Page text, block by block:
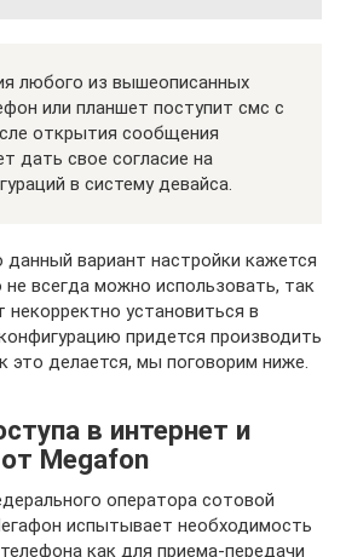
любого из вышеописанных
или планшет поступит смс с
открытия сообщения
дать свое согласие на
в систему девайса.
вариант настройки кажется
всегда можно использовать, так
некорректно установиться в
придется производить
это делается, мы поговорим ниже.
в интернет и
Megafon
оператора сотовой
испытывает необходимость
как для приема-передачи